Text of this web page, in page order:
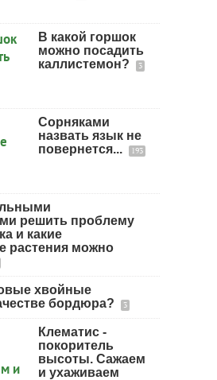
В какой горшок
можно посадить
каллистемон?
3
Сорняками
назвать язык не
повернется...
193
решить проблему
и какие
растения можно
хвойные
бордюра?
3
Клематис -
покоритель
высоты. Сажаем
и ухаживаем